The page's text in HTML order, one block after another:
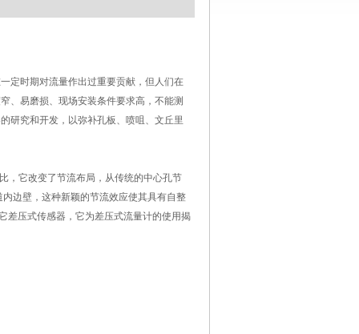
定时期对流量作出过重要贡献，但人们在
、易磨损、现场安装条件要求高，不能测
研究和开发，以弥补孔板、喷咀、文丘里
，它改变了节流布局，从传统的中心孔节
边壁，这种新颖的节流效应使其具有自整
差压式传感器，它为差压式流量计的使用揭